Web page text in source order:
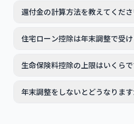
還付金の計算方法を教えてくだ
住宅ローン控除は年末調整で受
生命保険料控除の上限はいくらで
年末調整をしないとどうなります